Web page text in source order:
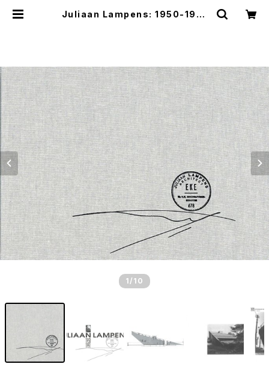
Juliaan Lampens: 1950-1991
1 /10